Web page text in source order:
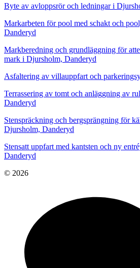
Byte av avloppsrör och ledningar i
Markarbeten för pool med schakt och
Danderyd
Markberedning och grundläggning för
mark i Djursholm, Danderyd
Asfaltering av villauppfart och
Terrassering av tomt och anläggning av
Danderyd
Stenspräckning och bergsprängning för
Djursholm, Danderyd
Stensatt uppfart med kantsten och ny
Danderyd
© 2026